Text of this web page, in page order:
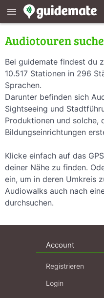
menu
Audiotouren
Bei guidemate findest du
10.517 Stationen in 296
Sprachen.
Darunter befinden sich
Sightseeing und
Produktionen und solche,
Bildungseinrichtungen
Klicke einfach auf das
deiner Nähe zu finden.
ein, um in deren Umkreis
Audiowalks auch nach
durchsuchen.
Account
Registrieren
Login